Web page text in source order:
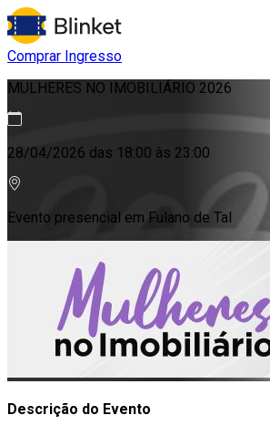
Comprar Ingresso
MULHERES NO IMOBILIÁRIO 2026
28/04/2026 das 18:00 às 23:00
Evento presencial em Fulano de Tal
Descrição do Evento